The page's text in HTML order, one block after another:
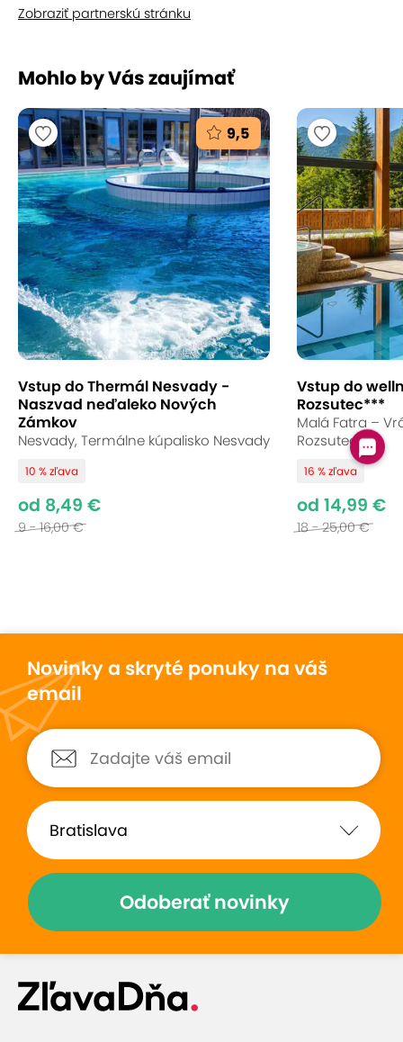
Zobraziť partnerskú stránku
Mohlo by Vás zaujímať
9,5
Vstup do Thermál Nesvady -
Naszvad neďaleko Nových
Zámkov
Nesvady, Termálne kúpalisko Nesvady
10 % zľava
od 8,49 €
9 - 16,00 €
Vstup do
Rozsutec***
Malá Fatra –
Rozsutec***
16 % zľava
od 14,99 €
18 - 25,00 €
Novinky a skryté ponuky na váš
email
Odoberať novinky